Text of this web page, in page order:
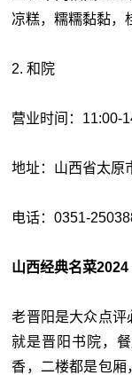
凉糕，糯糯黏黏，
2. 和院
营业时间：11:00-
地址：山西省太原
电话：0351-
山西经典名菜
老晋阳是大众点评
就是晋阳书院，
香，二楼都是包厢